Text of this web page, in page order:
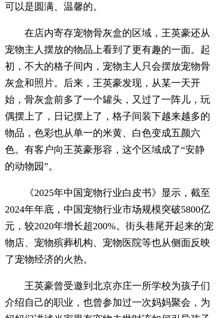
可以是圆满、温馨的。
在店内寄存宠物骨灰盒的区域，王英豪还从
宠物主人摆放的物品上看到了更有趣的一面。起
初，不大的格子间内，宠物主人只会摆放宠物骨
灰盒和照片。后来，王英豪发现，从某一天开
始，骨灰盒前多了一个罐头，又过了一阵儿，玩
偶摆上了，日记摆上了，格子间装下越来越多的
物品，色彩也从单一的米黄、白色变成五颜六
色。有客户向王英豪形容，这个区域成了“安静
的动物园”。
《2025年中国宠物行业白皮书》显示，截至
2024年年底，中国宠物行业市场规模突破5800亿
元，较2020年增长超200%。街头巷尾开起来的宠
物店、宠物殡葬机构、宠物医院等也从侧面反映
了宠物经济的火热。
王英豪曾受邀到北京亦庄一所学校为孩子们
介绍自己的职业，也曾参加过一次妈妈聚会，为